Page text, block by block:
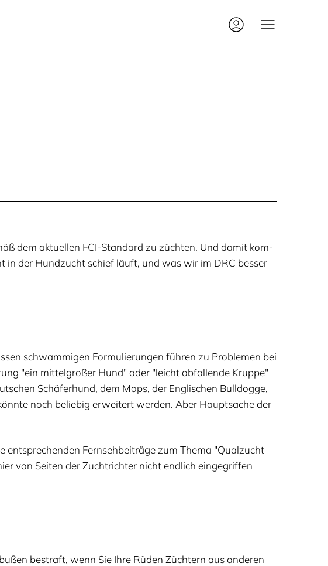
dem aktu­el­len FCI-Stan­dard zu züch­ten. Und damit kom­
in der Hundzucht schief läuft, und was wir im DRC bes­ser
schwam­mi­gen For­mu­lie­run­gen füh­ren zu Pro­ble­men bei
"ein mit­tel­gro­ßer Hund" oder "leicht abfal­len­de Krup­pe"
Schä­fer­hund, dem Mops, der Eng­li­schen Bull­dog­ge,
noch belie­big erwei­tert wer­den. Aber Haupt­sa­che der
ent­spre­chen­den Fern­seh­bei­trä­ge zum The­ma "Qual­zucht
von Sei­ten der Zucht­rich­ter nicht end­lich ein­ge­grif­fen
bestraft, wenn Sie Ihre Rüden Züch­tern aus ande­ren